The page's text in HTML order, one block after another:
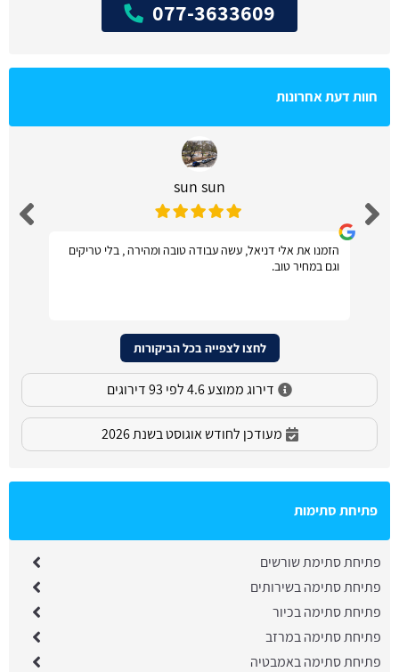
077-3633609
חוות דעת אחרונות
sun sun
הזמנו את אלי דניאל, עשה עבודה טובה ומהירה , בלי טריקים
וגם במחיר טוב.
לחצו לצפייה בכל הביקורות
דירוג ממוצע 4.6 לפי 93 דירוגים
מעודכן לחודש אוגוסט בשנת 2026
פתיחת סתימות
פתיחת סתימת שורשים
פתיחת סתימה בשירותים
פתיחת סתימה בכיור
פתיחת סתימה במרזב
פתיחת סתימה באמבטיה